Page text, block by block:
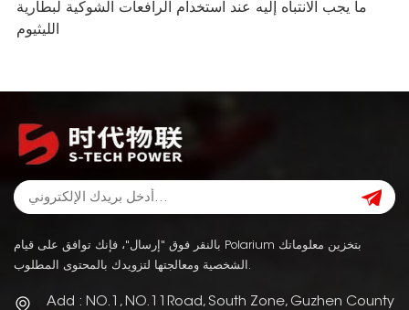
ما يجب الانتباه إليه عند استخدام الرافعات الشوكية لبطارية
الليثيوم
بالنقر فوق "إرسال"، فإنك توافق على قيام Polarium بتخزين معلوماتك
الشخصية ومعالجتها لتزويدك بالمحتوى المطلوب.
Add : NO.1, NO.11Road, South Zone, Guzhen County